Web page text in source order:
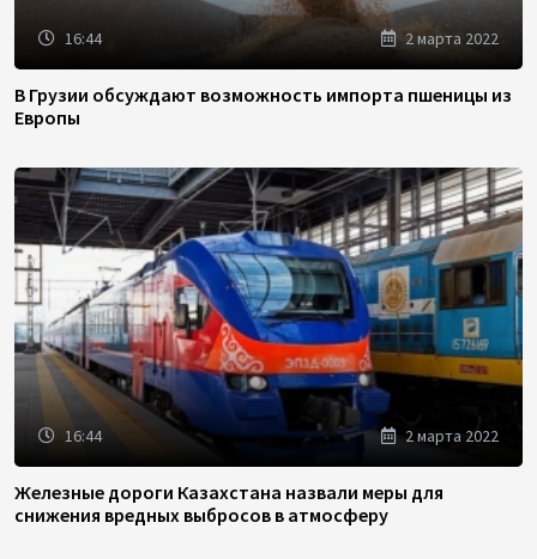
16:44 2 марта 2022
В Грузии обсуждают возможность импорта пшеницы из
Европы
16:44 2 марта 2022
Железные дороги Казахстана назвали меры для
снижения вредных выбросов в атмосферу